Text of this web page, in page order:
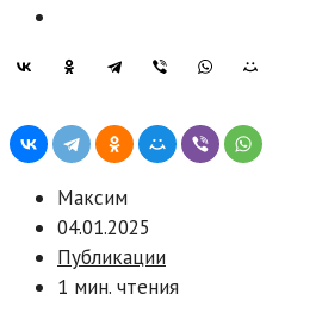
Максим
04.01.2025
Публикации
1 мин. чтения